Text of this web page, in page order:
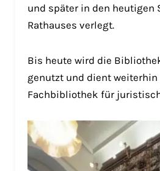
und später in den heutigen
Rathauses verlegt.
Bis heute wird die
genutzt und dient weiterhin
Fachbibliothek für